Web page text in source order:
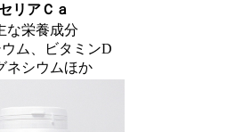
セリアＣａ
な栄養成分
ム、ビタミンD
ネシウムほか